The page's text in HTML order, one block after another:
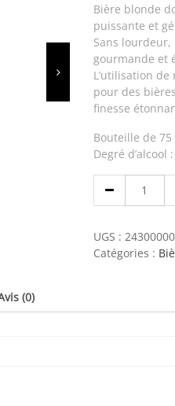
Bière blonde
puissante et
Sans
gourmande et
L’utilisation
pour des
finesse
Bouteille de 75
Degré d’alcool
Triple
-
Thiriez
quantity
UGS :
Catégories :
(0)